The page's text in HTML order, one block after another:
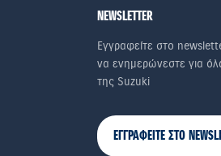
NEWSLETTER
Εγγραφείτε στο
να ενημερώνεστε για
της Suzuki
ΕΓΓΡΑΦΕΙΤΕ ΣΤΟ